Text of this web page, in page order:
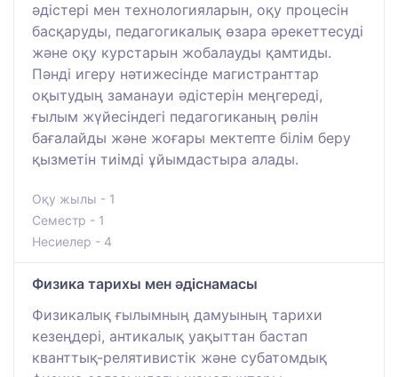
әдістері мен технологияларын, оқу процесін
басқаруды, педагогикалық өзара әрекеттесуді
және оқу курстарын жобалауды қамтиды.
Пәнді игеру нәтижесінде магистранттар
оқытудың заманауи әдістерін меңгереді,
ғылым жүйесіндегі педагогиканың рөлін
бағалайды және жоғары мектепте білім беру
қызметін тиімді ұйымдастыра алады.
Оқу жылы - 1
Семестр - 1
Несиелер - 4
Физика тарихы мен әдіснамасы
Физикалық ғылымның дамуының тарихи
кезеңдері, антикалық уақыттан бастап
кванттық-релятивистік және субатомдық